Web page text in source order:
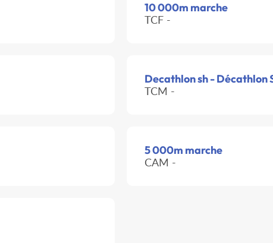
10 000m marche
TCF -
Decathlon sh - Décathlon
TCM -
5 000m marche
CAM -